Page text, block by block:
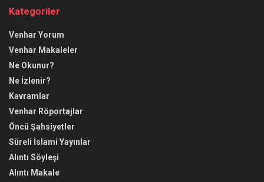
Kategoriler
Venhar Yorum
Venhar Makaleler
Ne Okunur?
Ne İzlenir?
Kavramlar
Venhar Röportajlar
Öncü Şahsiyetler
Süreli İslami Yayınlar
Alıntı Söyleşi
Alıntı Makale